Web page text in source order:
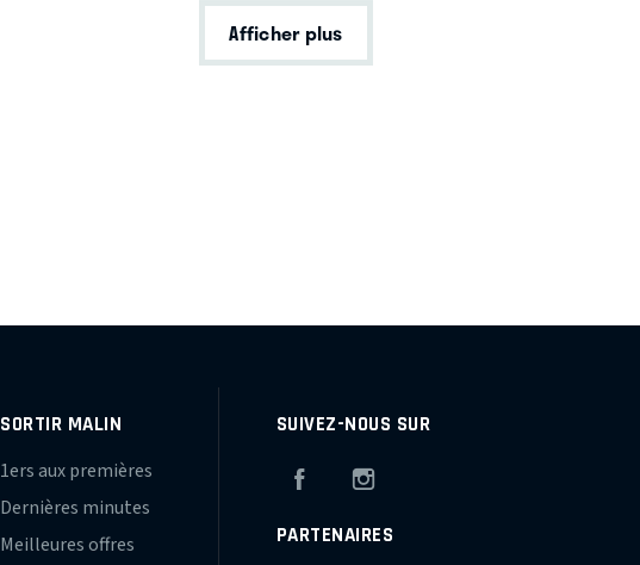
Afficher plus
SORTIR MALIN
1ers aux premières
Dernières minutes
Meilleures offres
SUIVEZ-NOUS SUR
Facebook
PARTENAIRES